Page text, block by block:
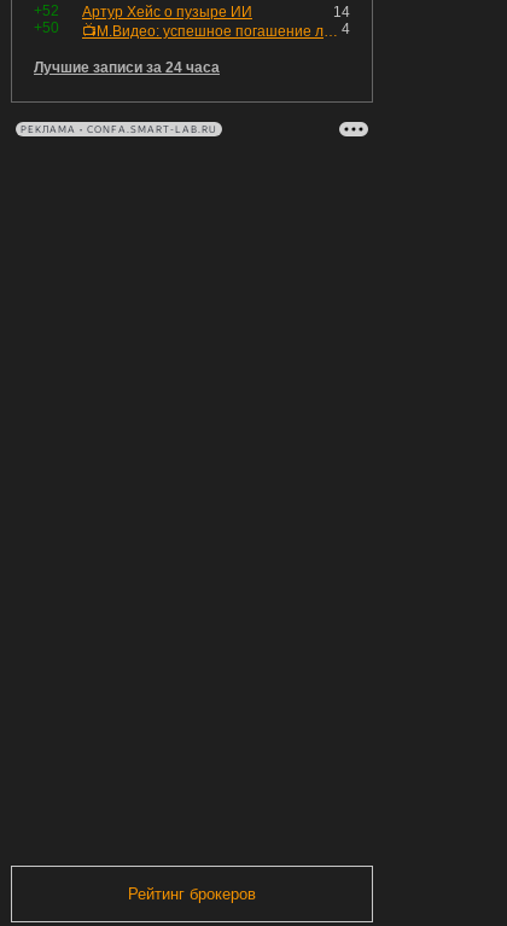
+52
14
Артур Хейс о пузыре ИИ
+50
4
📺М.Видео: успешное погашение любимого флоатера
Лучшие записи за 24 часа
РЕКЛАМА • CONFA.SMART-LAB.RU
Рейтинг брокеров